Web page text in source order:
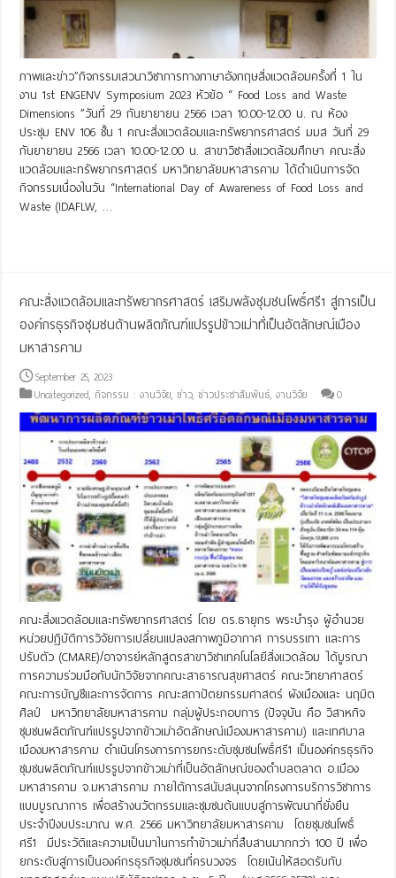
ภาพและข่าว”กิจกรรมเสวนาวิชาการทางภาษาอังกฤษสิ่งแวดล้อมครั้งที่ 1 ใน
งาน 1st ENGENV Symposium 2023 หัวข้อ “ Food Loss and Waste
Dimensions ”วันที่ 29 กันยายายน 2566 เวลา 10.00-12.00 น. ณ ห้อง
ประชุม ENV 106 ชั้น 1 คณะสิ่งแวดล้อมและทรัพยากรศาสตร์ มมส วันที่ 29
กันยายายน 2566 เวลา 10.00-12.00 น. สาขาวิชาสิ่งแวดล้อมศึกษา คณะสิ่ง
แวดล้อมและทรัพยากรศาสตร์ มหาวิทยาลัยมหาสารคาม ได้ดำเนินการจัด
กิจกรรมเนื่องในวัน “International Day of Awareness of Food Loss and
Waste (IDAFLW, …
คณะสิ่งแวดล้อมและทรัพยากรศาสตร์ เสริมพลังชุมชนโพธิ์ศรี1 สู่การเป็น
องค์กรธุรกิจชุมชนด้านผลิตภัณฑ์แปรรูปข้าวเม่าที่เป็นอัตลักษณ์เมือง
มหาสารคาม
September 25, 2023
Uncategorized,กิจกรรม : งานวิจัย,ข่าว,ข่าวประชาสัมพันธ์,งานวิจัย 0
คณะสิ่งแวดล้อมและทรัพยากรศาสตร์ โดย ดร.ธายุกร พระบำรุง ผู้อำนวย
หน่วยปฏิบัติการวิจัยการเปลี่ยนแปลงสภาพภูมิอากาศ การบรรเทา และการ
ปรับตัว (CMARE)/อาจารย์หลักสูตรสาขาวิชาเทคโนโลยีสิ่งแวดล้อม ได้บูรณา
การความร่วมมือกับนักวิจัยจากคณะสาธารณสุขศาสตร์ คณะวิทยาศาสตร์
คณะการบัญชีและการจัดการ คณะสถาปัตยกรรมศาสตร์ ผังเมืองและ นฤมิต
ศิลป์ มหาวิทยาลัยมหาสารคาม กลุ่มผู้ประกอบการ (ปัจจุบัน คือ วิสาหกิจ
ชุมชนผลิตภัณฑ์แปรรูปจากข้าวเม่าอัตลักษณ์เมืองมหาสารคาม) และเทศบาล
เมืองมหาสารคาม ดำเนินโครงการการยกระดับชุมชนโพธิ์ศรี1 เป็นองค์กรธุรกิจ
ชุมชนผลิตภัณฑ์แปรรูปจากข้าวเม่าที่เป็นอัตลักษณ์ของตำบลตลาด อ.เมือง
มหาสารคาม จ.มหาสารคาม ภายใต้การสนับสนุนจากโครงการบริการวิชาการ
แบบบูรณาการ เพื่อสร้างนวัตกรรมและชุมชนต้นแบบสู่การพัฒนาที่ยั่งยืน
ประจำปีงบประมาณ พ.ศ. 2566 มหาวิทยาลัยมหาสารคาม โดยชุมชนโพธิ์
ศรี1 มีประวัติและความเป็นมาในการทำข้าวเม่าที่สืบสานมากกว่า 100 ปี เพื่อ
ยกระดับสู่การเป็นองค์กรธุรกิจชุมชนที่ครบวงจร โดยเน้นให้สอดรับกับ